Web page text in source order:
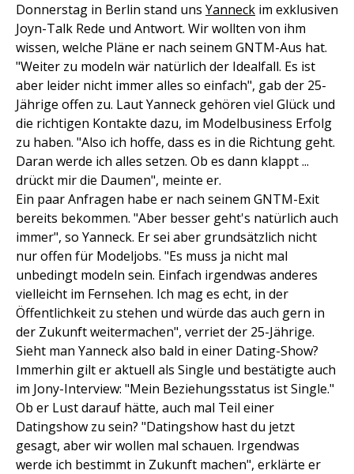
Donnerstag in Berlin stand uns Yanneck im exklusiven
Joyn-Talk Rede und Antwort. Wir wollten von ihm
wissen, welche Pläne er nach seinem GNTM-Aus hat.
"Weiter zu modeln wär natürlich der Idealfall. Es ist
aber leider nicht immer alles so einfach", gab der 25-
Jährige offen zu. Laut Yanneck gehören viel Glück und
die richtigen Kontakte dazu, im Modelbusiness Erfolg
zu haben. "Also ich hoffe, dass es in die Richtung geht.
Daran werde ich alles setzen. Ob es dann klappt ...
drückt mir die Daumen", meinte er.
Ein paar Anfragen habe er nach seinem GNTM-Exit
bereits bekommen. "Aber besser geht's natürlich auch
immer", so Yanneck. Er sei aber grundsätzlich nicht
nur offen für Modeljobs. "Es muss ja nicht mal
unbedingt modeln sein. Einfach irgendwas anderes
vielleicht im Fernsehen. Ich mag es echt, in der
Öffentlichkeit zu stehen und würde das auch gern in
der Zukunft weitermachen", verriet der 25-Jährige.
Sieht man Yanneck also bald in einer Dating-Show?
Immerhin gilt er aktuell als Single und bestätigte auch
im Jony-Interview: "Mein Beziehungsstatus ist Single."
Ob er Lust darauf hätte, auch mal Teil einer
Datingshow zu sein? "Datingshow hast du jetzt
gesagt, aber wir wollen mal schauen. Irgendwas
werde ich bestimmt in Zukunft machen", erklärte er